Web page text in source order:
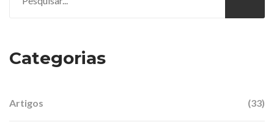
Categorias
Artigos (33)